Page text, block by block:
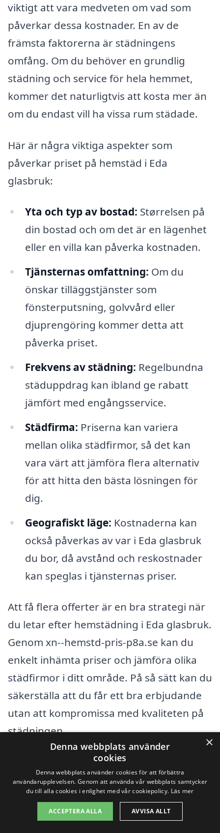
viktigt att vara medveten om vad som
påverkar dessa kostnader. En av de
främsta faktorerna är städningens
omfång. Om du behöver en grundlig
städning och service för hela hemmet,
kommer det naturligtvis att kosta mer än
om du endast vill ha vissa rum städade.
Här är några viktiga aspekter som
påverkar priset på hemstäd i Eda
glasbruk:
Yta och typ av bostad: Størrelsen på
din bostad och om det är en lägenhet
eller en villa kan påverka kostnaden.
Tjänsternas omfattning: Om du
önskar tilläggstjänster som
fönsterputsning, golvvård eller
djuprengöring kommer detta att
påverka priset.
Frekvens av städning: Regelbundna
städuppdrag kan ibland ge rabatt
jämfört med engångsservice.
Städfirma: Priserna kan variera
mellan olika städfirmor, så det kan
vara värt att jämföra flera alternativ
för att hitta den bästa lösningen för
dig.
Geografiskt läge: Kostnaderna kan
också påverkas av var i Eda glasbruk
du bor, då avstånd och reskostnader
kan speglas i tjänsternas priser.
Att få flera offerter är en bra strategi när
du letar efter hemstädning i Eda glasbruk.
Genom xn--hemstd-pris-p8a.se kan du
enkelt inhämta priser och jämföra olika
städfirmor i ditt område. På så sätt kan du
säkerställa att du får ett bra erbjudande
utan att kompromissa med kvaliteten på
städningen.
Det är alltid en god idé att läsa omdömen
och referenser från tidigare kunder för
att få en uppfattning om städfirmornas
pålitlighet och effektivitet. Med rätt
×
Denna webbplats använder
cookies
Denna webbplats använder cookies för att förbättra
användarupplevelsen. Genom att använda vår webbplats samtycker
du till alla cookies i enlighet med vår cookiepolicy. Läs mer
ACCEPTERA ALLA AVVISA ALLT